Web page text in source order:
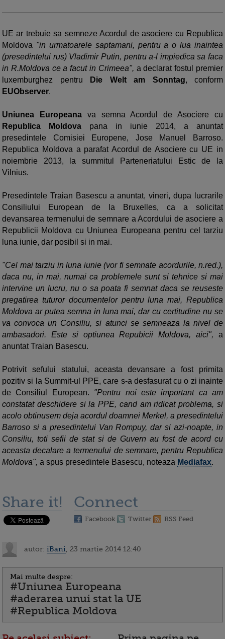
UE ar trebuie sa semneze Acordul de asociere cu Republica
Moldova "in urmatoarele saptamani, pentru a o lua inaintea
(presedintelui rus) Vladimir Putin, pentru a-l impiedica sa faca
in R.Moldova ce a facut in Crimeea", a declarat fostul premier
luxemburghez pentru
Die Welt am Sonntag, conform
EUObserver.
Uniunea Europeanava semna Acordul de Asociere cu
Republica Moldova pana in iunie 2014, a anuntat
presedintele Comisiei Europene, Jose Manuel Barroso.
Republica Moldova a parafat Acordul de Asociere cu UE in
noiembrie 2013, la summitul Parteneriatului Estic de la
Vilnius.
Presedintele Traian Basescu a anuntat, vineri, dupa lucrarile
Consiliului European de la Bruxelles, ca a solicitat
devansarea termenului de semnare a Acordului de asociere a
Republicii Moldova cu Uniunea Europeana pentru cel tarziu
luna iunie, dar posibil si in mai.
"Cel mai tarziu in luna iunie (vor fi semnate acordurile, n.red.),
daca nu, in mai, numai ca problemele sunt si tehnice si mai
intervine un lucru, nu o sa poata fi semnat daca se reuseste
pregatirea tuturor documentelor pentru luna mai, Republica
Moldova ar putea semna in luna mai, dar cu certitudine nu se
va convoca un Consiliu, si atunci se semneaza la nivel de
ambasadori. Este si optiunea Repubicii Moldova, aici", a
anuntat Traian Basescu.
Potrivit sefului statului, aceasta devansare a fost primita
pozitiv si la Summit-ul PPE, care s-a desfasurat cu o zi inainte
de Consiliul European. "Pentru noi este important ca am
constatat deschidere si la PPE, cand am ridicat problema, si
acolo obtinusem deja acordul doamnei Merkel, a presedintelui
Barroso si a presedintelui Van Rompuy, dar si azi-noapte, in
Consiliu, toti sefii de stat si de Guvern au fost de acord cu
aceasta decalare a termenului de semnare, pentru Republica
Moldova", a spus presedintele Basescu, noteaza Mediafax.
Share it! Connect
Facebook Twitter RSS Feed
autor: iBani , 23 martie 2014 12:40
Mai multe despre:
#Uniunea Europeana
#aderarea unui stat la UE
#Republica Moldova